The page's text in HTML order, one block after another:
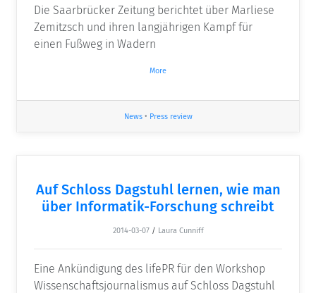
Die Saarbrücker Zeitung berichtet über Marliese
Zemitzsch und ihren langjährigen Kampf für
einen Fußweg in Wadern
More
News• Press review
Auf Schloss Dagstuhl lernen, wie man
über Informatik-Forschung schreibt
2014-03-07 / Laura Cunniff
Eine Ankündigung des lifePR für den Workshop
Wissenschaftsjournalismus auf Schloss Dagstuhl